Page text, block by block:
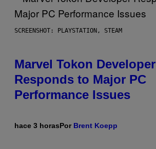
SCREENSHOT: PLAYSTATION, STEAM
Marvel Tokon Developer
Responds to Major PC
Performance Issues
hace 3 horasPor Brent Koepp